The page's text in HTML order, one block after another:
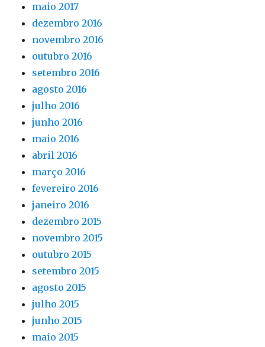
maio 2017
dezembro 2016
novembro 2016
outubro 2016
setembro 2016
agosto 2016
julho 2016
junho 2016
maio 2016
abril 2016
março 2016
fevereiro 2016
janeiro 2016
dezembro 2015
novembro 2015
outubro 2015
setembro 2015
agosto 2015
julho 2015
junho 2015
maio 2015